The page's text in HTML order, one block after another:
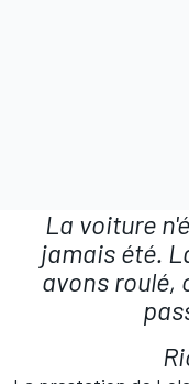
La voiture
jamais été.
avons roulé,